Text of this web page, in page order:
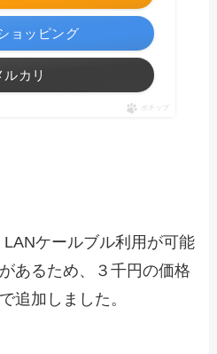
ョッピング
ルカリ
ポチップ
ケールブル利用が可能
あるため、３千円の価格
追加しました。